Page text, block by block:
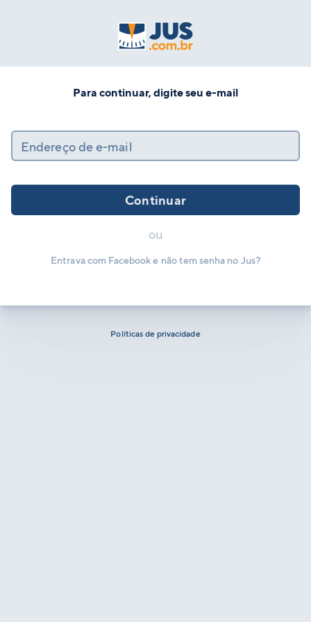
Para continuar, digite seu e-mail
Endereço de e-mail
Continuar
ou
Entrava com Facebook e não tem senha no Jus?
Políticas de privacidade